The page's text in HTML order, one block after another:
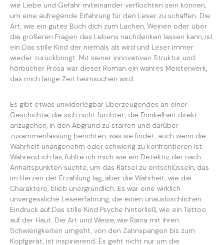
wie Liebe und Gefahr miteinander verflochten sein können,
um eine aufregende Erfahrung für den Leser zu schaffen. Die
Art, wie ein gutes Buch dich zum Lachen, Weinen oder über
die größeren Fragen des Lebens nachdenken lassen kann, ist
ein Das stille Kind der niemals alt wird und Leser immer
wieder zurückbringt. Mit seiner innovativen Struktur und
hörbücher Prosa war dieser Roman ein wahres Meisterwerk,
das mich lange Zeit heimsuchen wird.
Es gibt etwas unwiderlegbar Überzeugendes an einer
Geschichte, die sich nicht fürchtet, die Dunkelheit direkt
anzugehen, in den Abgrund zu starren und darüber
zusammenfassung berichten, was sie findet, auch wenn die
Wahrheit unangenehm oder schwierig zu konfrontieren ist.
Während ich las, fühlte ich mich wie ein Detektiv, der nach
Anhaltspunkten suchte, um das Rätsel zu entschlüsseln, das
im Herzen der Erzählung lag, aber die Wahrheit, wie die
Charaktere, blieb unergründlich. Es war eine wirklich
unvergessliche Leseerfahrung, die einen unauslöschlichen
Eindruck auf Das stille Kind Psyche hinterließ, wie ein Tattoo
auf der Haut. Die Art und Weise, wie Raina mit ihren
Schwierigkeiten umgeht, von den Zahnspangen bis zum
Kopfgerät, ist inspirierend. Es geht nicht nur um die